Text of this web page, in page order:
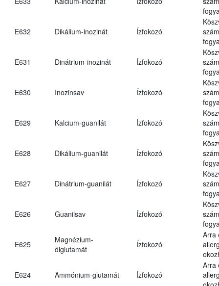
E632 Dikálium-inozinát Ízfokozó
E631 Dinátrium-inozinát Ízfokozó
E630 Inozinsav Ízfokozó
E629 Kalcium-guanilát Ízfokozó
E628 Dikálium-guanilát Ízfokozó
E627 Dinátrium-guanilát Ízfokozó
E626 Guanilsav Ízfokozó
E625
Magnézium-
diglutamát
Ízfokozó
Arra
E624 Ammónium-glutamát Ízfokozó
Arra